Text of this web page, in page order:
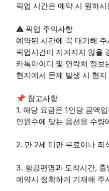
픽업 시간은 예약 시 원하
⚠️ 픽업 주의사항
예약된 시간에 꼭 대기해
픽업시간이 지켜지지 않을
카톡아이디 및 연락처 정보
현지에서 문제 발생 시 현
📌 참고사항
1. 해당 요금은 1인당 금액
인원수에 맞는 옵션을 수량
2. 만 2세 미만 무료이나 좌
3. 항공편명과 도착시간,
예약시 정확하게 기재해 주